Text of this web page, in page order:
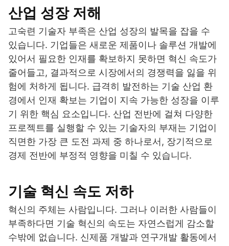
산업 성장 저해
고숙련 기술자 부족은 산업 성장의 발목을 잡을 수
있습니다. 기업들은 새로운 제품이나 솔루션 개발에
있어서 필요한 인재를 확보하지 못하면 혁신 속도가
줄어들고, 결과적으로 시장에서의 경쟁력을 잃을 위
험에 처하게 됩니다. 급격히 발전하는 기술 산업 환
경에서 인재 확보는 기업이 지속 가능한 성장을 이루
기 위한 핵심 요소입니다. 산업 전반에 걸쳐 다양한
프로젝트를 실행할 수 있는 기술자의 부재는 기업이
직면한 가장 큰 도전 과제 중 하나로서, 장기적으로
경제 전반에 부정적 영향을 미칠 수 있습니다.
기술 혁신 속도 저하
혁신의 주체는 사람입니다. 그러나 이러한 사람들이
부족하다면 기술 혁신의 속도는 자연스럽게 감소할
수밖에 없습니다. 신제품 개발과 연구개발 활동에서